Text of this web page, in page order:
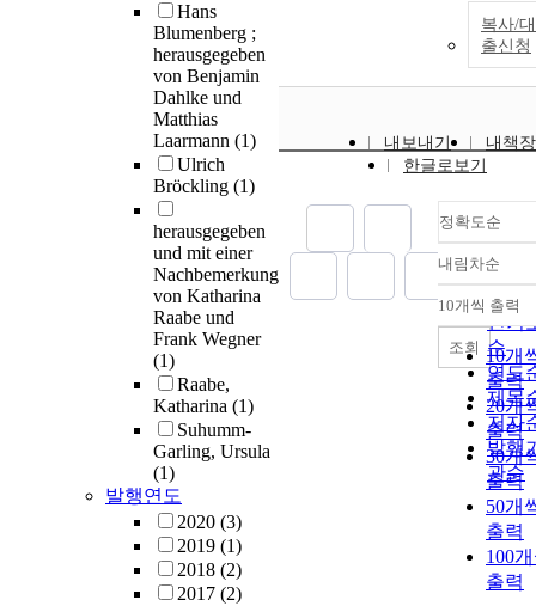
Hans
Blumenberg ;
herausgegeben
von Benjamin
Dahlke und
Matthias
Laarmann (1)
Ulrich
Bröckling (1)
herausgegeben
und mit einer
Nachbemerkung
von Katharina
Raabe und
Frank Wegner
(1)
Raabe,
Katharina (1)
Suhumm-
Garling, Ursula
(1)
발행연도
2020 (3)
2019 (1)
2018 (2)
2017 (2)
복사/대
출신청
내보내기
내책
한글로보기
정확도순
정확
순
인기
순
연도
제목
저자
발행
관순
내림차순
내림
10개씩 출력
10개
출력
20개
출력
30개
출력
50개
출력
100
출력
조회